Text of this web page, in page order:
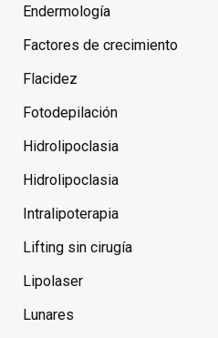
Endermología
Factores de crecimiento
Flacidez
Fotodepilación
Hidrolipoclasia
Hidrolipoclasia
Intralipoterapia
Lifting sin cirugía
Lipolaser
Lunares